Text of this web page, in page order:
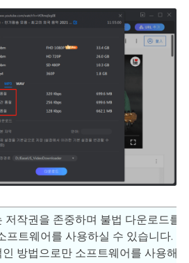
저작권을 존중하며 불법 다운로드를
프트웨어를 사용하실 수 있습니다.
방법으로만 소프트웨어를 사용해